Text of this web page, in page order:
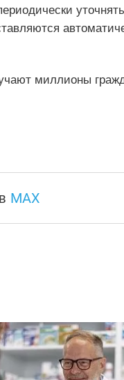
миллионы
в MAX